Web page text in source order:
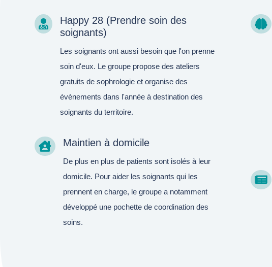

Happy 28 (Prendre soin des
soignants)
Les soignants ont aussi besoin que l'on prenne
soin d'eux. Le groupe propose des ateliers
gratuits de sophrologie et organise des
évènements dans l'année à destination des
soignants du territoire.
 Maintien à domicile
De plus en plus de patients sont isolés à leur
domicile. Pour aider les soignants qui les
prennent en charge, le groupe a notamment
développé une pochette de coordination des
soins.

